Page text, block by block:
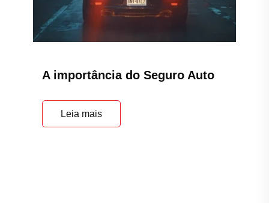
A importância do Seguro Auto
Leia mais